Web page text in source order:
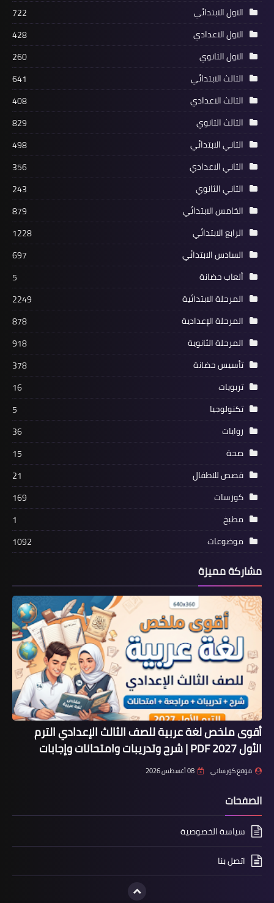
الاول الابتدائي
722
الاول الاعدادي
428
الاول الثانوي
260
الثالث الابتدائي
641
الثالث الاعدادي
408
الثالث الثانوي
829
الثاني الابتدائي
498
الثاني الاعدادي
356
الثاني الثانوي
243
الخامس الابتدائي
879
الرابع الابتدائي
1228
السادس الابتدائي
697
ألعاب حضانة
5
المرحلة الابتدائية
2249
المرحلة الإعدادية
878
المرحلة الثانوية
918
تأسيس حضانة
378
تربويات
16
تكنولوجيا
5
روايات
36
صحة
15
قصص للاطفال
21
كورسات
169
مطبخ
1
موضوعات
1092
مشاركة مميزة
أقوى ملخص لغة عربية للصف الثالث الإعدادي الترم
الأول 2027 PDF | شرح وتدريبات وامتحانات وإجابات
موقع كورساتي 08 أغسطس 2026
الصفحات
سياسة الخصوصية
اتصل بنا